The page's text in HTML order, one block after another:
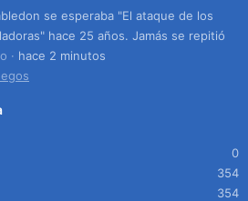
se esperaba "El ataque de los
hace 25 años. Jamás se repitió
hace 2 minutos
0
354
354